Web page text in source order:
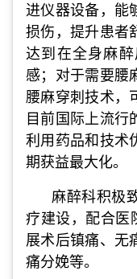
进仪器设备，能
损伤，提升患者
达到在全身麻
感；对于需要腰
腰麻穿刺技术，
目前国际上流行
利用药品和技术
期获益最大化。
麻醉科积极
疗建设，配合医
展术后镇痛、无
痛分娩等。